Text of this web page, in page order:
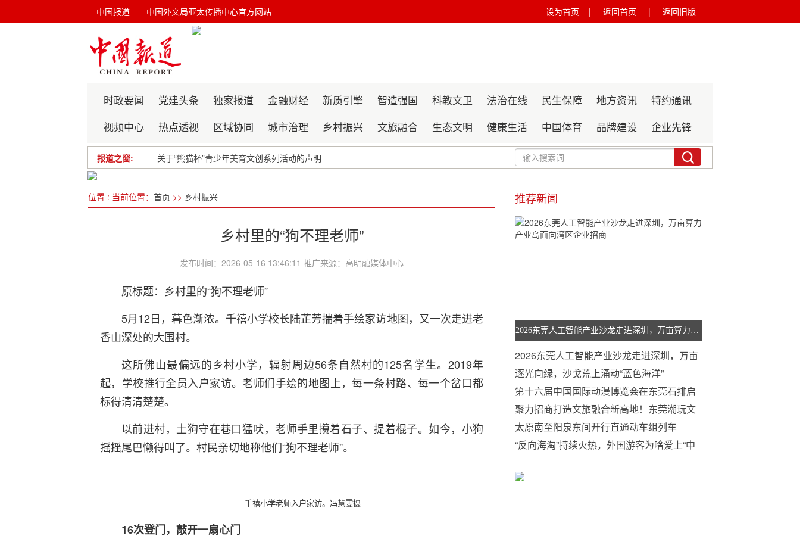
中国报道——中国外文局亚太传播中心官方网站 返回旧版
返回首页 |
设为首页 |
时政要闻 党建头条 独家报道 金融财经 新质引擎 智造强国 科教文卫 法治在线 民生保障 地方资讯
特约通讯
视频中心
热点透视 区域协同 城市治理 乡村振兴 文旅融合 生态文明 健康生活 中国体育 品牌建设 企业先锋
报道之窗:
关于“熊猫杯”青少年美育文创系列活动的声明
《世界》杂志休刊公告
培养“道技合一”美业人才
位置 : 当前位置： 首页 >> 乡村振兴
乡村里的“狗不理老师”
发布时间：2026-05-16 13:46:11 推广来源：高明融媒体中心
原标题：乡村里的“狗不理老师”
5月12日，暮色渐浓。千禧小学校长陆芷芳揣着手绘家访地图，又一次走进老
香山深处的大围村。
这所佛山最偏远的乡村小学，辐射周边56条自然村的125名学生。2019年
起，学校推行全员入户家访。老师们手绘的地图上，每一条村路、每一个岔口都
标得清清楚楚。
以前进村，土狗守在巷口猛吠，老师手里攥着石子、提着棍子。如今，小狗
摇摇尾巴懒得叫了。村民亲切地称他们“狗不理老师”。
千禧小学老师入户家访。冯慧雯摄
16次登门，敲开一扇心门
推荐新闻
2026东莞人工智能产业沙龙走进深圳，万亩算力产业岛面向湾区企业招商
2026东莞人工智能产业沙龙走进深圳，万亩
算力产业岛面向湾区企业招商
逐光向绿，沙戈荒上涌动“蓝色海洋”
第十六届中国国际动漫博览会在东莞石排启
幕
聚力招商打造文旅融合新高地！东莞潮玩文
旅片区招商推介会举行
太原南至阳泉东间开行直通动车组列车
“反向海淘”持续火热，外国游客为啥爱上“中